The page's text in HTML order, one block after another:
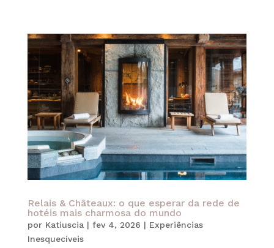
Relais & Châteaux: o que esperar da rede de
hotéis mais charmosa do mundo
por Katiuscia| fev 4, 2026 | Experiências
Inesquecíveis